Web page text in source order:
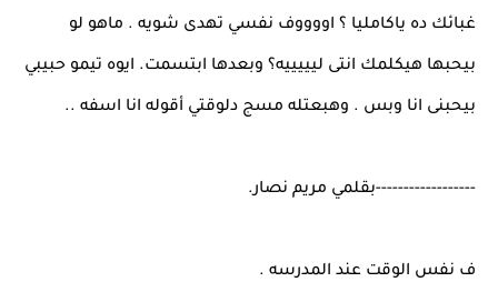
غبائك ده ياكامليا ؟ اووووف نفسي تهدى شويه . ماهو لو
بيحبها هيكلمك انتى ليييييه؟ وبعدها ابتسمت. ايوه تيمو حبيبي
بيحبنى انا وبس . وهبعتله مسج دلوقتي أقوله انا اسفه ..
------------------بقلمي مريم نصار.
ف نفس الوقت عند المدرسه .